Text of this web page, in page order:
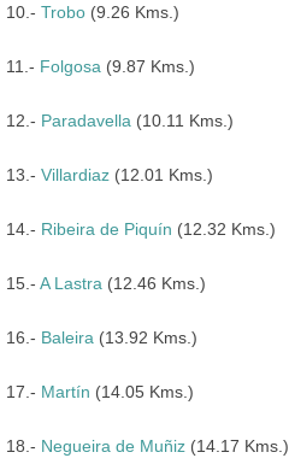
10.- Trobo (9.26 Kms.)
11.- Folgosa (9.87 Kms.)
12.- Paradavella (10.11 Kms.)
13.- Villardiaz (12.01 Kms.)
14.- Ribeira de Piquín (12.32 Kms.)
15.- A Lastra (12.46 Kms.)
16.- Baleira (13.92 Kms.)
17.- Martín (14.05 Kms.)
18.- Negueira de Muñiz (14.17 Kms.)